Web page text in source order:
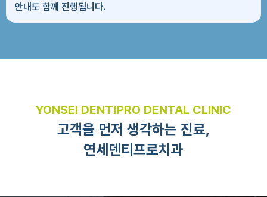
안내도 함께 진행됩니다.
YONSEI DENTIPRO DENTAL CLINIC
고객을 먼저 생각하는 진료,
연세덴티프로치과